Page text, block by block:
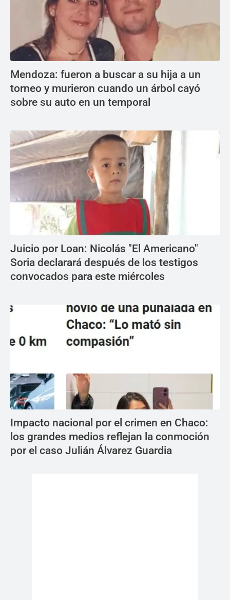
Mendoza: fueron a buscar a su hija a un
torneo y murieron cuando un árbol cayó
sobre su auto en un temporal
Juicio por Loan: Nicolás "El Americano"
Soria declarará después de los testigos
convocados para este miércoles
Impacto nacional por el crimen en Chaco:
los grandes medios reflejan la conmoción
por el caso Julián Álvarez Guardia